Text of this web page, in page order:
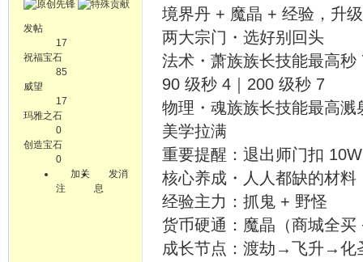
发帖
17
祝福宝石
85
威望
17
玛雅之石
0
创造宝石
0
加关
注
发消
息
境界丹 + 魔晶 + 经验，升
两大宗门・选好别回头
法术・萧族族长技能最高
90 级秒 4｜200 级秒 7
物理・魂族族长技能最高
美学拉满
重要提醒：退出师门扣
核心养成・人人都缺的材料
经验主力：抓鬼 + 野怪
货币硬通：魔晶（商城全
成长节点：渡劫→飞升→化